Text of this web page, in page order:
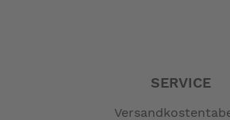
SERVICE